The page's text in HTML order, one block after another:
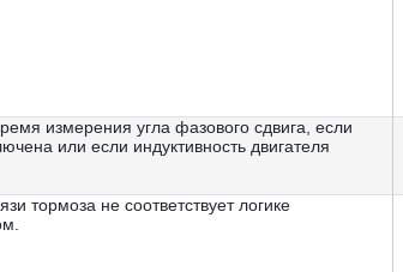
измерения угла фазового сдвига, если
или если индуктивность двигателя
тормоза не соответствует логике